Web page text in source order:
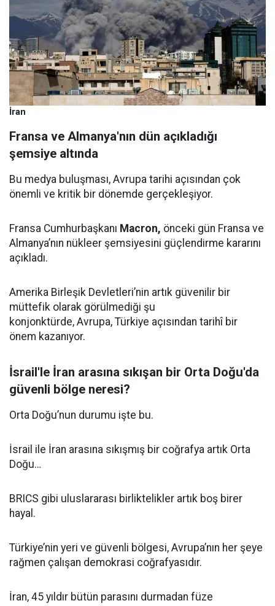
İran
Fransa ve Almanya'nın dün açıkladığı
şemsiye altında
Bu medya buluşması, Avrupa tarihi açısından çok
önemli ve kritik bir dönemde gerçekleşiyor.
Fransa Cumhurbaşkanı Macron, önceki gün Fransa ve
Almanya’nın nükleer şemsiyesini güçlendirme kararını
açıkladı.
Amerika Birleşik Devletleri’nin artık güvenilir bir
müttefik olarak görülmediği şu
konjonktürde, Avrupa, Türkiye açısından tarihî bir
önem kazanıyor.
İsrail'le İran arasına sıkışan bir Orta Doğu'da
güvenli bölge neresi?
Orta Doğu’nun durumu işte bu.
İsrail ile İran arasına sıkışmış bir coğrafya artık Orta
Doğu…
BRICS gibi uluslararası birliktelikler artık boş birer
hayal.
Türkiye’nin yeri ve güvenli bölgesi, Avrupa’nın her şeye
rağmen çalışan demokrasi coğrafyasıdır.
İran, 45 yıldır bütün parasını durmadan füze